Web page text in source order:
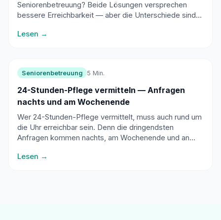
Seniorenbetreuung? Beide Lösungen versprechen
bessere Erreichbarkeit — aber die Unterschiede sind
Lesen →
Seniorenbetreuung 5 Min.
24-Stunden-Pflege vermitteln — Anfragen
nachts und am Wochenende
Wer 24-Stunden-Pflege vermittelt, muss auch rund um
die Uhr erreichbar sein. Denn die dringendsten
Anfragen kommen nachts, am Wochenende und an
Lesen →